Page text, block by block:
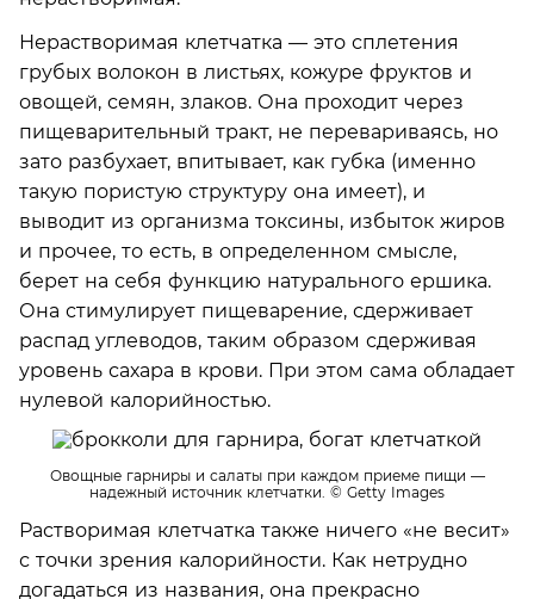
Нерастворимая клетчатка — это сплетения
грубых волокон в листьях, кожуре фруктов и
овощей, семян, злаков. Она проходит через
пищеварительный тракт, не перевариваясь, но
зато разбухает, впитывает, как губка (именно
такую пористую структуру она имеет), и
выводит из организма токсины, избыток жиров
и прочее, то есть, в определенном смысле,
берет на себя функцию натурального ершика.
Она стимулирует пищеварение, сдерживает
распад углеводов, таким образом сдерживая
уровень сахара в крови. При этом сама обладает
нулевой калорийностью.
Овощные гарниры и салаты при каждом приеме пищи —
надежный источник клетчатки. © Getty Images
Растворимая клетчатка также ничего «не весит»
с точки зрения калорийности. Как нетрудно
догадаться из названия, она прекрасно